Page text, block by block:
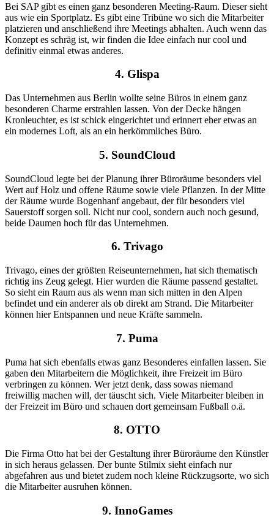
Bei SAP gibt es einen ganz besonderen Meeting-Raum. Dieser sieht
aus wie ein Sportplatz. Es gibt eine Tribüne wo sich die Mitarbeiter
platzieren und anschließend ihre Meetings abhalten. Auch wenn das
Konzept es schräg ist, wir finden die Idee einfach nur cool und
definitiv einmal etwas anderes.
4. Glispa
Das Unternehmen aus Berlin wollte seine Büros in einem ganz
besonderen Charme erstrahlen lassen. Von der Decke hängen
Kronleuchter, es ist schick eingerichtet und erinnert eher etwas an
ein modernes Loft, als an ein herkömmliches Büro.
5. SoundCloud
SoundCloud legte bei der Planung ihrer Büroräume besonders viel
Wert auf Holz und offene Räume sowie viele Pflanzen. In der Mitte
der Räume wurde Bogenhanf angebaut, der für besonders viel
Sauerstoff sorgen soll. Nicht nur cool, sondern auch noch gesund,
beide Daumen hoch für das Unternehmen.
6. Trivago
Trivago, eines der größten Reiseunternehmen, hat sich thematisch
richtig ins Zeug gelegt. Hier wurden die Räume passend gestaltet.
So sieht ein Raum aus als wenn man sich mitten in den Alpen
befindet und ein anderer als ob direkt am Strand. Die Mitarbeiter
können hier Entspannen und neue Kräfte sammeln.
7. Puma
Puma hat sich ebenfalls etwas ganz Besonderes einfallen lassen. Sie
gaben den Mitarbeitern die Möglichkeit, ihre Freizeit im Büro
verbringen zu können. Wer jetzt denk, dass sowas niemand
freiwillig machen will, der täuscht sich. Viele Mitarbeiter bleiben in
der Freizeit im Büro und schauen dort gemeinsam Fußball o.ä.
8. OTTO
Die Firma Otto hat bei der Gestaltung ihrer Büroräume den Künstler
in sich heraus gelassen. Der bunte Stilmix sieht einfach nur
abgefahren aus und bietet zudem noch kleine Rückzugsorte, wo sich
die Mitarbeiter ausruhen können.
9. InnoGames